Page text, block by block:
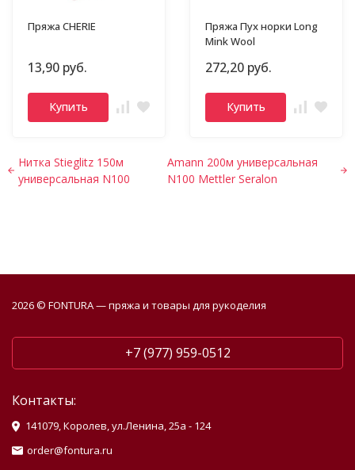
Пряжа CHERIE
13,90 руб.
Купить
Пряжа Пух норки Long
Mink Wool
272,20 руб.
Купить
Нитка Stieglitz 150м
универсальная N100
Amann 200м универсальная
N100 Mettler Seralon
2026 © FONTURA — пряжа и товары для рукоделия
+7 (977) 959-0512
Контакты:
141079, Королев, ул.Ленина, 25а - 124
order@fontura.ru